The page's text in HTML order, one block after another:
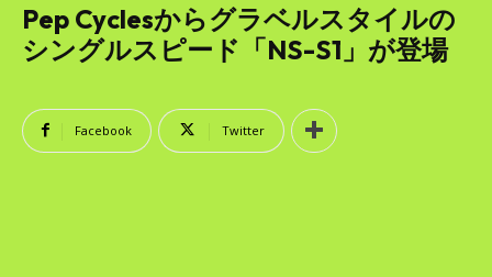
Pep Cyclesからグラベルスタイルの
シングルスピード「NS-S1」が登場
Facebook Twitter